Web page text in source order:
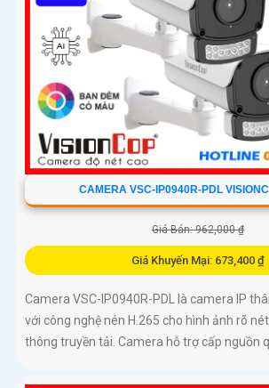
CAMERA VSC-IP0940R-PDL
Giá Bán: 962,000 ₫
Giá Khuyến Mại: 673,400 ₫
Camera VSC-IP0940R-PDL là camera IP
với công nghệ nén H.265 cho hình ảnh rõ
thông truyền tải. Camera hỗ trợ cấp nguồn